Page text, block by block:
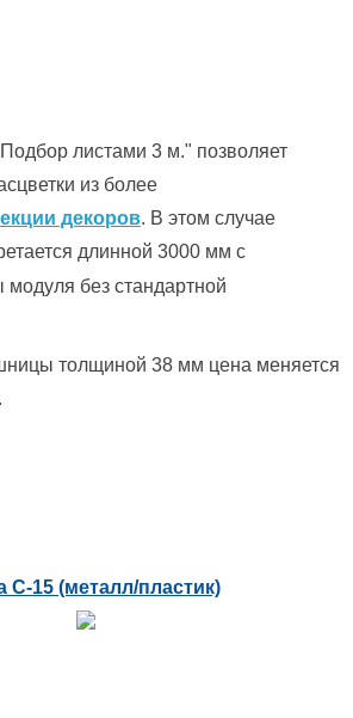
листами 3 м." позволяет
из более
декоров. В этом случае
длинной 3000 мм с
без стандартной
толщиной 38 мм цена меняется
С-15 (металл/пластик)